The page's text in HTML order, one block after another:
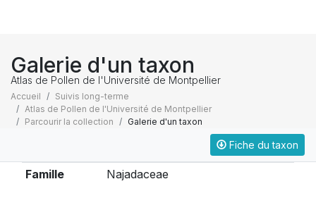
Galerie d'un taxon
Atlas de Pollen de l'Université de Montpellier
Accueil
Suivis long-terme
Atlas de Pollen de l'Université de Montpellier
Parcourir la collection
Galerie d'un taxon
Fiche du taxon
Famille Najadaceae